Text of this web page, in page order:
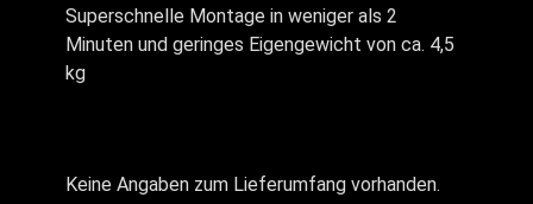
Superschnelle Montage in weniger als 2
Minuten und geringes Eigengewicht von ca. 4,5
kg
Keine Angaben zum Lieferumfang vorhanden.